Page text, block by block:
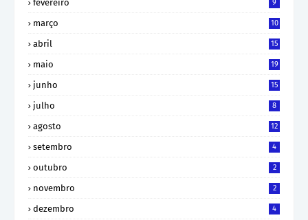
fevereiro 9
março 10
abril 15
maio 19
junho 15
julho 8
agosto 12
setembro 4
outubro 2
novembro 2
dezembro 4